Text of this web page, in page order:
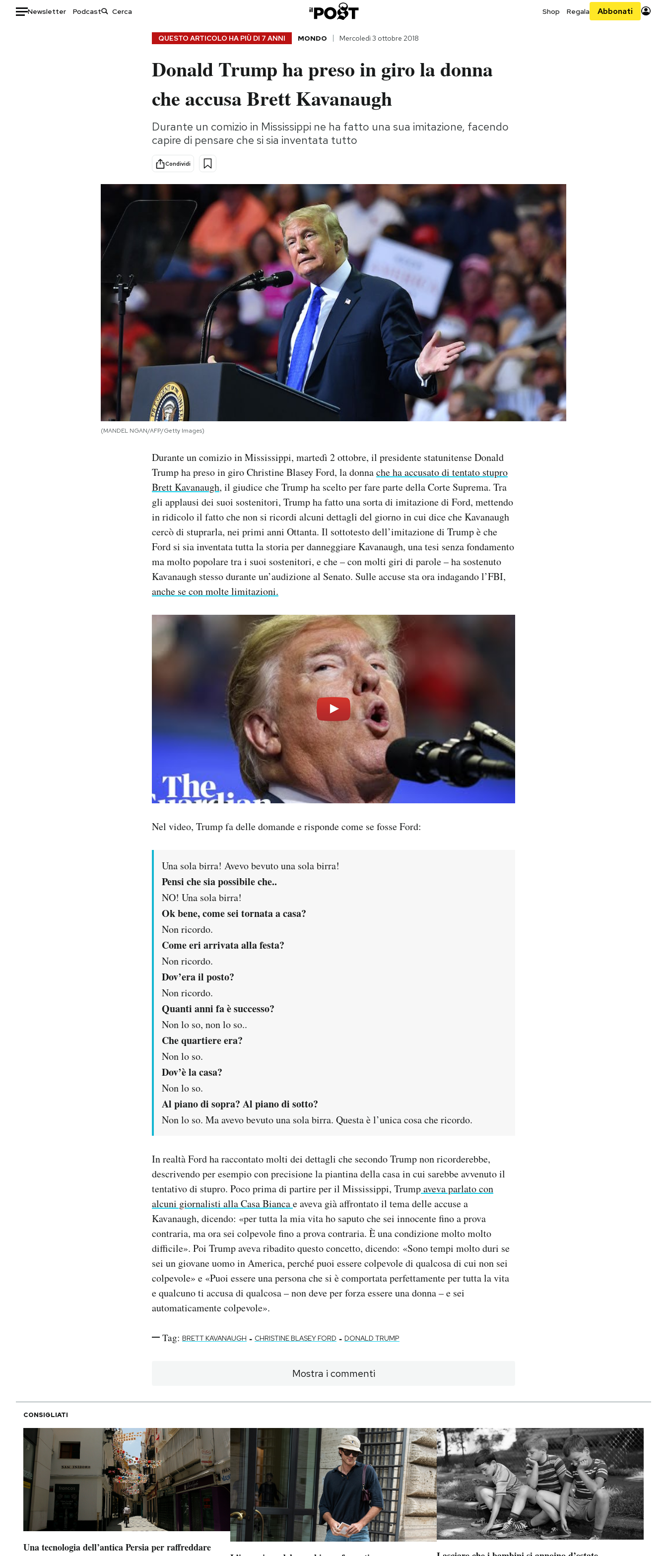
Newsletter Podcast Shop Regala Abbonati
Storie/Idee
Ok Boomer!
Altrecose
QUESTO ARTICOLO HA PIÙ DI 7 ANNI MONDO Mercoledì 3 ottobre 2018
Donald Trump ha preso in giro la donna
che accusa Brett Kavanaugh
Durante un comizio in Mississippi ne ha fatto una sua imitazione, facendo
capire di pensare che si sia inventata tutto
Condividi
(MANDEL NGAN/AFP/Getty Images)
Durante un comizio in Mississippi, martedì 2 ottobre, il presidente statunitense Donald
Trump ha preso in giro Christine Blasey Ford, la donnache ha accusato di tentato stupro
Brett Kavanaugh, il giudice che Trump ha scelto per fare parte della Corte Suprema. Tra
gli applausi dei suoi sostenitori, Trump ha fatto una sorta di imitazione di Ford, mettendo
in ridicolo il fatto che non si ricordi alcuni dettagli del giorno in cui dice che Kavanaugh
cercò di stuprarla, nei primi anni Ottanta. Il sottotesto dell’imitazione di Trump è che
Ford si sia inventata tutta la storia per danneggiare Kavanaugh, una tesi senza fondamento
ma molto popolare tra i suoi sostenitori, e che – con molti giri di parole – ha sostenuto
Kavanaugh stesso durante un’audizione al Senato. Sulle accuse sta ora indagando l’FBI,
anche se con molte limitazioni.
Nel video, Trump fa delle domande e risponde come se fosse Ford:
Una sola birra! Avevo bevuto una sola birra!
Pensi che sia possibile che..
NO! Una sola birra!
Ok bene, come sei tornata a casa?
Non ricordo.
Come eri arrivata alla festa?
Non ricordo.
Dov’era il posto?
Non ricordo.
Quanti anni fa è successo?
Non lo so, non lo so..
Che quartiere era?
Non lo so.
Dov’è la casa?
Non lo so.
Al piano di sopra? Al piano di sotto?
Non lo so. Ma avevo bevuto una sola birra. Questa è l’unica cosa che ricordo.
In realtà Ford ha raccontato molti dei dettagli che secondo Trump non ricorderebbe,
descrivendo per esempio con precisione la piantina della casa in cui sarebbe avvenuto il
tentativo di stupro. Poco prima di partire per il Mississippi, Trumpaveva parlato con
alcuni giornalisti alla Casa Biancae aveva già affrontato il tema delle accuse a
Kavanaugh, dicendo: «per tutta la mia vita ho saputo che sei innocente fino a prova
contraria, ma ora sei colpevole fino a prova contraria. È una condizione molto molto
difficile». Poi Trump aveva ribadito questo concetto, dicendo: «Sono tempi molto duri se
sei un giovane uomo in America, perché puoi essere colpevole di qualcosa di cui non sei
colpevole» e «Puoi essere una persona che si è comportata perfettamente per tutta la vita
e qualcuno ti accusa di qualcosa – non deve per forza essere una donna – e sei
automaticamente colpevole».
Tag: BRETT KAVANAUGH - CHRISTINE BLASEY FORD - DONALD TRUMP
Mostra i commenti
CONSIGLIATI
Una tecnologia dell’antica Persia per raffreddare